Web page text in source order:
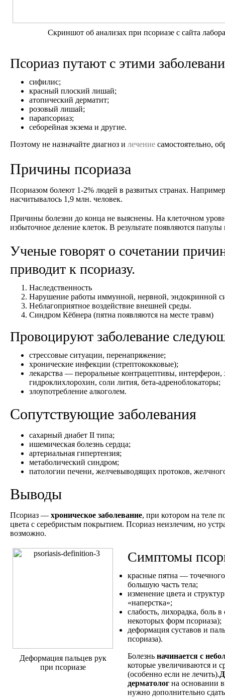
Скриншот об анализах при псориазе с сайта
Псориаз путают с этими
сифилис;
красный плоский лишай;
атопический дерматит;
розовый лишай;
парапсориаз;
себорейная экзема и другие.
Поэтому не назначайте диагноз и лечение самостоятельно,
Причины псориаза
Псориазом болеют 1-2% людей в развитых странах.
насчитывалось 1,9 млн. человек.
Причины болезни до конца не выяснены. На клеточном
избыточное деление клеток. В результате появляются
Ученые говорят о сочетании
приводит к псориазу.
Наследственность
Нарушение работы иммунной, нервной, эндокринной
Неблагоприятное воздействие внешней среды.
Синдром Кёбнера (пятна появляются на месте травм)
Провоцируют заболевание
стрессовые ситуации, перенапряжение;
хронические инфекции (стрептококковые);
лекарства — пероральные контрацептивы, интерферон,
гидроклихлорохин, соли лития, бета-адреноблокаторы;
злоупотребление алкоголем.
Сопутствующие заболевания
сахарный диабет II типа;
ишемическая болезнь сердца;
артериальная гипертензия;
метаболический синдром;
патологии печени, желчевыводящих протоков,
Выводы
Псориаз — хроническое заболевание, при котором на теле
цвета с серебристым покрытием. Псориаз неизлечим, но
возможно.
Деформация пальцев рук
при псориазе
Симптомы
красные пятна —
большую часть тела;
изменение цвета и
«наперстка»;
слабость, лихорадка, боль
некоторых форм псориаза);
деформация суставов и
псориаза).
Болезнь начинается с
которые увеличиваются и
(особенно если не лечить).
дерматолог на основании
нужно дополнительно